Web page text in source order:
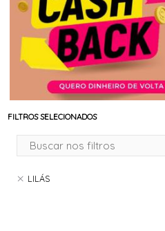
FILTROS SELECIONADOS
LILÁS